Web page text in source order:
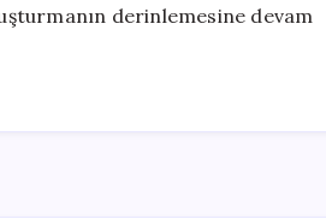
derinlemesine devam